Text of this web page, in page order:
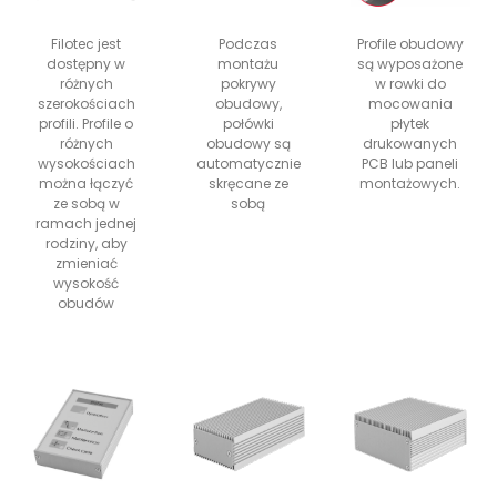
Filotec jest
dostępny w
różnych
szerokościach
profili. Profile o
różnych
wysokościach
można łączyć
ze sobą w
ramach jednej
rodziny, aby
zmieniać
wysokość
obudów
Podczas
montażu
pokrywy
obudowy,
połówki
obudowy są
automatycznie
skręcane ze
sobą
Profile obudowy
są wyposażone
w rowki do
mocowania
płytek
drukowanych
PCB lub paneli
montażowych.